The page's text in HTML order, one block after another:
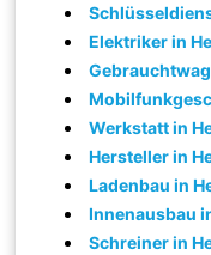
Elektriker in
Werkstatt in
Hersteller in
Ladenbau in
Innenausbau
Schreiner in